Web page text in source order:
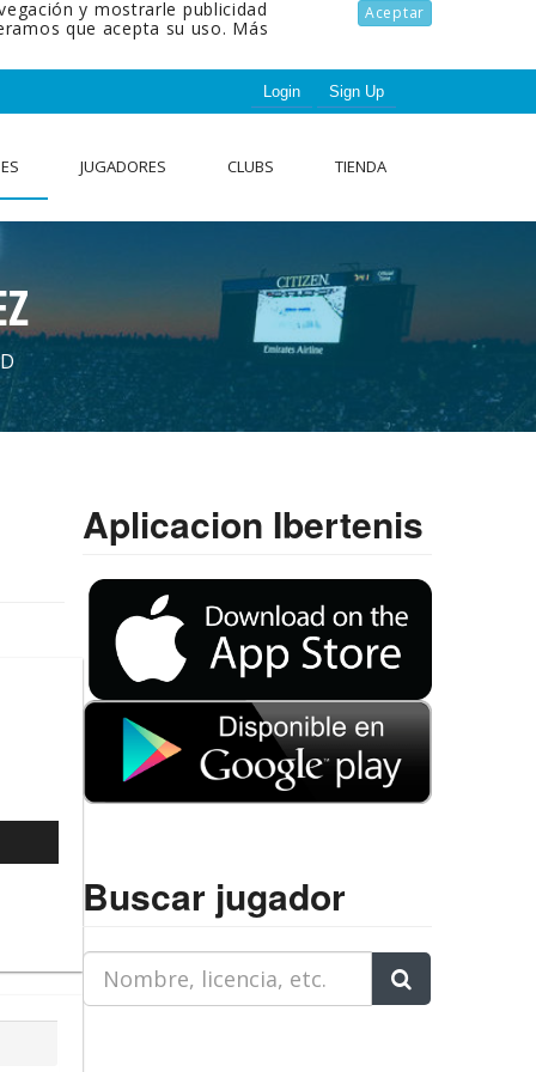
Aceptar
y mostrarle publicidad
que acepta su uso. Más
Login Sign Up
JUGADORES CLUBS TIENDA
Aplicacion Ibertenis
Buscar jugador